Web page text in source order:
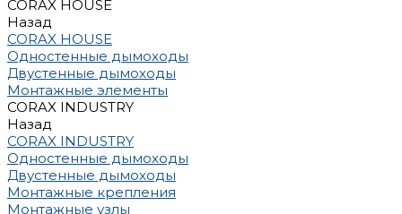
CORAX HOUSE
Назад
CORAX HOUSE
Одностенные дымоходы
Двустенные дымоходы
Монтажные элементы
CORAX INDUSTRY
Назад
CORAX INDUSTRY
Одностенные дымоходы
Двустенные дымоходы
Монтажные крепления
Монтажные узлы